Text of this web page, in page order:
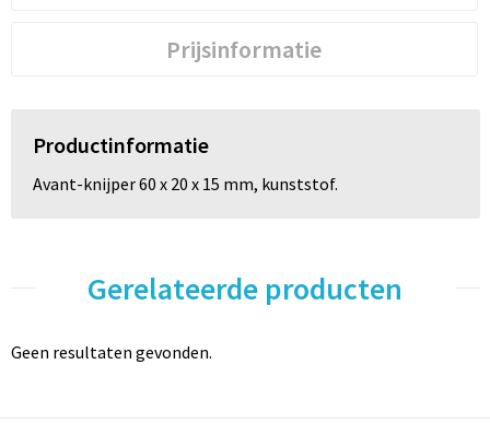
Prijsinformatie
Productinformatie
Avant-knijper 60 x 20 x 15 mm, kunststof.
Gerelateerde producten
Geen resultaten gevonden.